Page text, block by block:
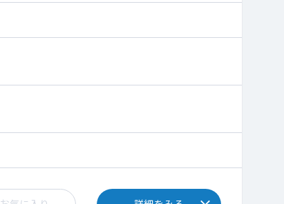
容クリニックの問診対応